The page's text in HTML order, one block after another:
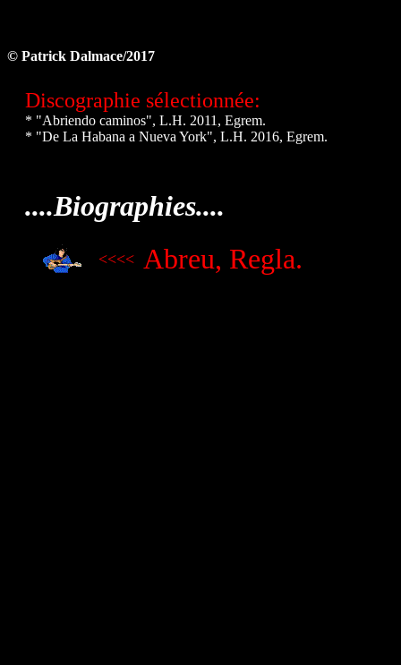
© Patrick Dalmace/2017
Discographie sélectionnée:
* "Abriendo caminos", L.H. 2011, Egrem.
* "De La Habana a Nueva York", L.H. 2016, Egrem.
....Biographies....
<<<< Abreu, Regla.